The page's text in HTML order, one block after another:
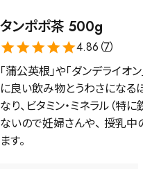
タンポポ茶 500g
4.86（7）
「蒲公英根」や「ダンデライオ
に良い飲み物とうわさになる
なり、ビタミン・ミネラル（特
ないので妊婦さんや、 授乳
ます。